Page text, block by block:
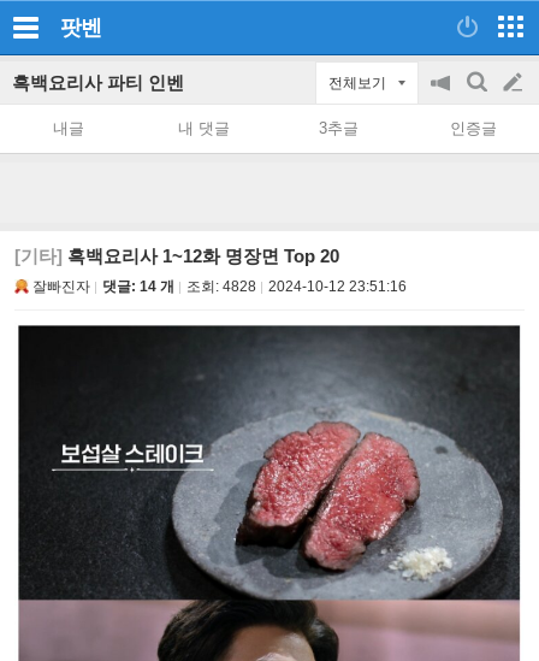
팟벤
흑백요리사 파티 인벤 전체보기
공
on/off
검
색
글
쓰
내글 내 댓글 3추글 인증글
[기타] 흑백요리사 1~12화 명장면 Top 20
잘빠진자 댓글: 14 개 조회: 4828 2024-10-12 23:51:16